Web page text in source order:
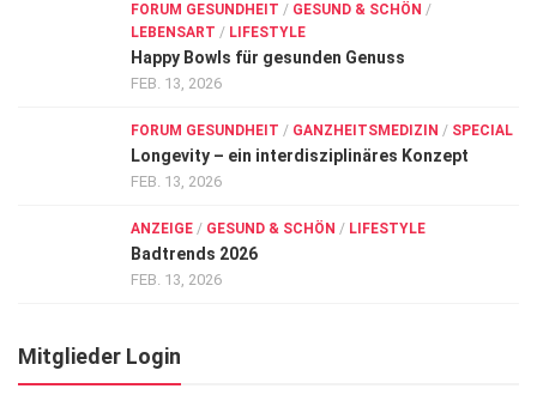
FORUM GESUNDHEIT / GESUND & SCHÖN /
LEBENSART / LIFESTYLE
Happy Bowls für gesunden Genuss
FEB. 13, 2026
FORUM GESUNDHEIT / GANZHEITSMEDIZIN / SPECIAL
Longevity – ein interdisziplinäres Konzept
FEB. 13, 2026
ANZEIGE / GESUND & SCHÖN / LIFESTYLE
Badtrends 2026
FEB. 13, 2026
Mitglieder Login